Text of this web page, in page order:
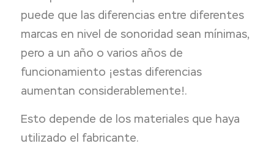
puede que las diferencias entre diferentes
marcas en nivel de sonoridad sean mínimas,
pero a un año o varios años de
funcionamiento ¡estas diferencias
aumentan considerablemente!.
Esto depende de los materiales que haya
utilizado el fabricante.